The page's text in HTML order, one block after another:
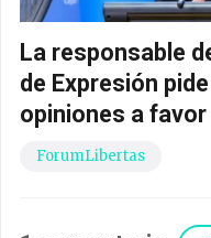
La responsable
de Expresión
opiniones a
ForumLibertas